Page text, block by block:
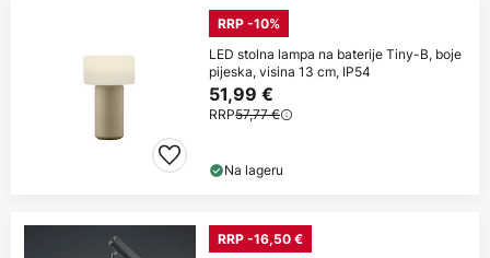
RRP -10%
LED stolna lampa na baterije Tiny-B, boje
pijeska, visina 13 cm, IP54
51,99 €
RRP57,77 €
Na lageru
RRP -16,50 €